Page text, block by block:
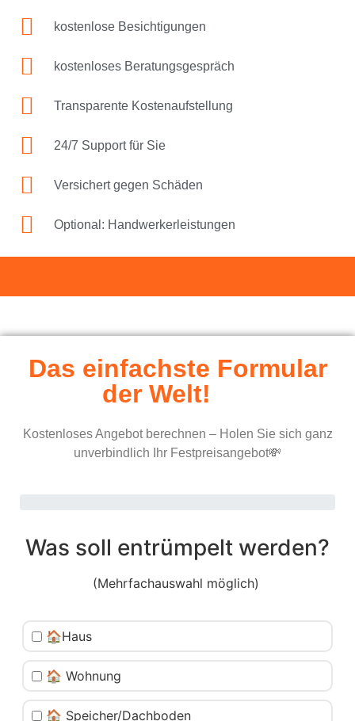
kostenlose Besichtigungen
kostenloses Beratungsgespräch
Transparente Kostenaufstellung
24/7 Support für Sie
Versichert gegen Schäden
Optional: Handwerkerleistungen
Das einfachste Formular
der Welt!
Kostenloses Angebot berechnen – Holen Sie sich ganz
unverbindlich Ihr Festpreisangebot💸
Was soll entrümpelt werden?
(Mehrfachauswahl möglich)
🏠Haus
🏠 Wohnung
🏠 Speicher/Dachboden